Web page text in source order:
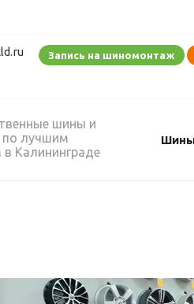
Запись на шиномонтаж
шины и
по лучшим
в Калининграде